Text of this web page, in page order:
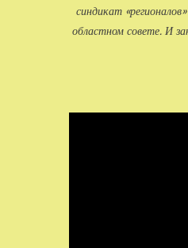
синдикат
областном совете. И